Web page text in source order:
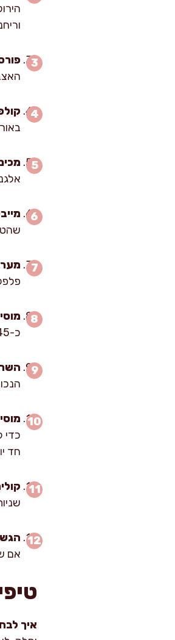
באורך 4–6 ס"מ ובעובי כ-2 מ"מ. אני אוהב קולורבי בגפרורים כי הוא
פלפל ושום
כ-45 שניות. סימן ויזואלי: הירקות צריכים להבריק קלות מהרוטב, אבל לא להיות ספוגים עד אובדן פריכות.
חד
אם
איך